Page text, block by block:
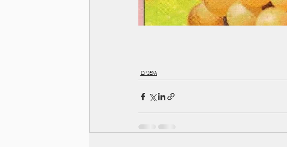
גפנים